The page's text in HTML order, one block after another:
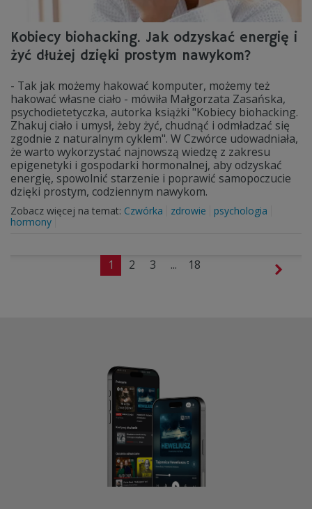
Kobiecy biohacking. Jak odzyskać energię i
żyć dłużej dzięki prostym nawykom?
- Tak jak możemy hakować komputer, możemy też
hakować własne ciało - mówiła Małgorzata Zasańska,
psychodietetyczka, autorka książki "Kobiecy biohacking.
Zhakuj ciało i umysł, żeby żyć, chudnąć i odmładzać się
zgodnie z naturalnym cyklem". W Czwórce udowadniała,
że warto wykorzystać najnowszą wiedzę z zakresu
epigenetyki i gospodarki hormonalnej, aby odzyskać
energię, spowolnić starzenie i poprawić samopoczucie
dzięki prostym, codziennym nawykom.
Zobacz więcej na temat: Czwórka zdrowie
psychologia
hormony
1 2 3 ... 18